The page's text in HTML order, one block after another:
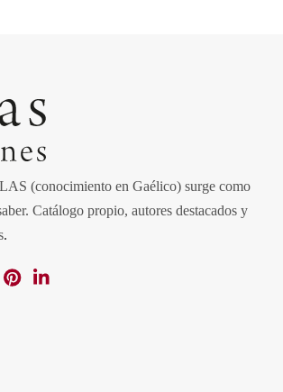
(conocimiento en Gaélico) surge como
Catálogo propio, autores destacados y
.
InstagramPinterest